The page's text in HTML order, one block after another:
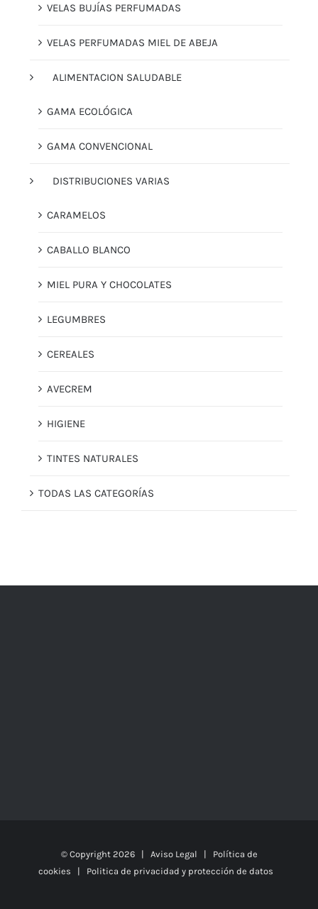
VELAS BUJÍAS PERFUMADAS
VELAS PERFUMADAS MIEL DE ABEJA
ALIMENTACION SALUDABLE
GAMA ECOLÓGICA
GAMA CONVENCIONAL
DISTRIBUCIONES VARIAS
CARAMELOS
CABALLO BLANCO
MIEL PURA Y CHOCOLATES
LEGUMBRES
CEREALES
AVECREM
HIGIENE
TINTES NATURALES
TODAS LAS CATEGORÍAS
© Copyright 2026 | Aviso Legal | Política de
cookies | Politica de privacidad y protección de datos